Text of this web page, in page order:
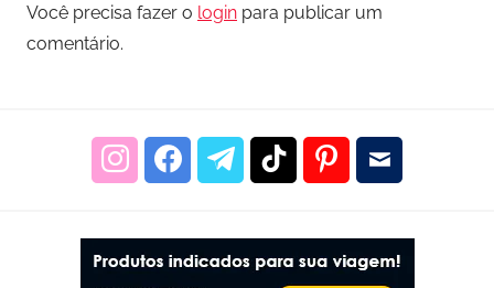
Você precisa fazer o login para publicar um
comentário.